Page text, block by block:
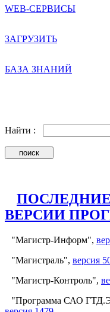
WEB-СЕРВИСЫ
ЗАГРУЗИТЬ
БАЗА ЗНАНИЙ
Найти :
ПОСЛЕДНИЕ
ВЕРСИИ
"Магистр-Информ",
"Магистраль", версия
"Магистр-Контроль",
"Программа САО